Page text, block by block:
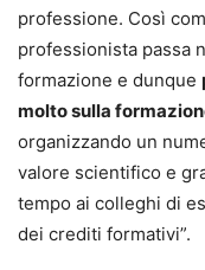
professione. Così
professionista passa
formazione e dunque
molto sulla
organizzando un
valore scientifico e
tempo ai colleghi di
dei crediti formativi”.